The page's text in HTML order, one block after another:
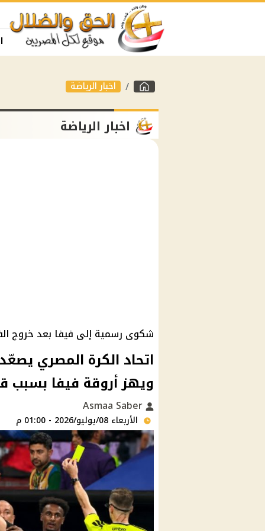
اخبار الرياضة
اخبار الرياضة
شكوى رسمية إلى فيفا بعد خروج
اتحاد الكرة المصري
ويهز أروقة فيفا بسبب
الأربعاء 08/يوليو/2026 - 01:00 م